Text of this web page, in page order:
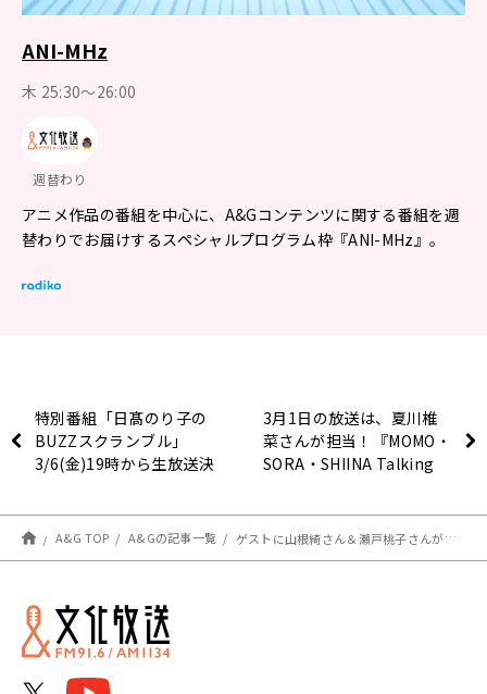
ANI-MHz
木 25:30～26:00
週替わり
アニメ作品の番組を中心に、A&Gコンテンツに関する番組を週
替わりでお届けするスペシャルプログラム枠『ANI-MHz』。
特別番組「日髙のり子の
BUZZスクランブル」
3/6(金)19時から生放送決
3月1日の放送は、夏川椎
菜さんが担当！『MOMO・
SORA・SHIINA Talking
A&G TOP A&Gの記事一覧 ゲストに山根綺さん＆瀬戸桃子さんが登場！3月1日（日）19時30分～放送『うるわしの宵の月 二人の王子が送るラジオ』第3回